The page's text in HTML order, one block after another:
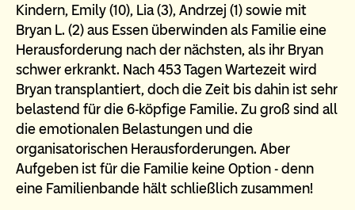
Kindern, Emily (10), Lia (3), Andrzej (1) sowie mit
Bryan L. (2) aus Essen überwinden als Familie eine
Herausforderung nach der nächsten, als ihr Bryan
schwer erkrankt. Nach 453 Tagen Wartezeit wird
Bryan transplantiert, doch die Zeit bis dahin ist sehr
belastend für die 6-köpfige Familie. Zu groß sind all
die emotionalen Belastungen und die
organisatorischen Herausforderungen. Aber
Aufgeben ist für die Familie keine Option - denn
eine Familienbande hält schließlich zusammen!